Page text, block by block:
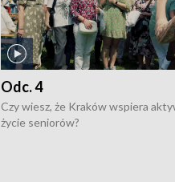
Odc. 4
Czy wiesz, że Kraków wspiera
życie seniorów?